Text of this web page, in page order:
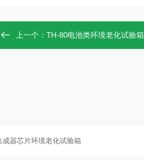
上一个： TH-80电池类环境老化试验箱